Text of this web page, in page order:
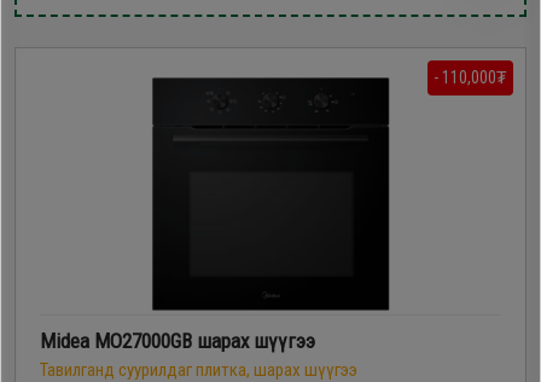
- 110,000₮
Midea MO27000GB шарах шүүгээ
Тавилганд суурилдаг плитка, шарах шүүгээ